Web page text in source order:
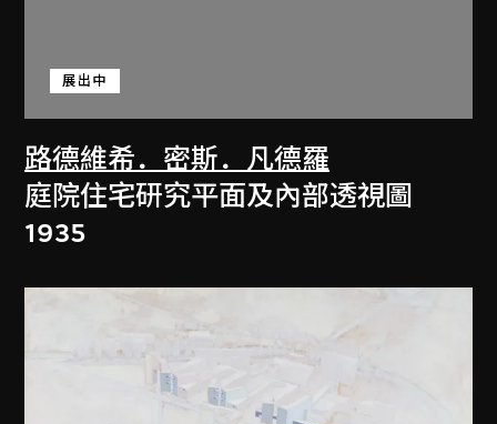
路德維希．密斯．凡德羅
展出中
庭院住宅研究平面及內部透視圖
1935